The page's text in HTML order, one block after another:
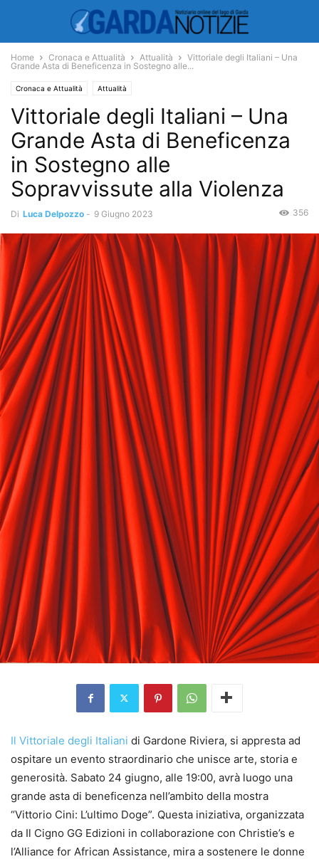
Home Cronaca e Attualità Attualità
Vittoriale degli Italiani – Una
Grande Asta di Beneficenza in Sostegno alle...
Cronaca e Attualità Attualità
Vittoriale degli Italiani – Una
Grande Asta di Beneficenza
in Sostegno alle
Sopravvissute alla Violenza
Di Luca Delpozzo - 9 Giugno 2023 356
Il Vittoriale degli Italiani di Gardone Riviera, si appresta ad
ospitare un evento straordinario che unisce arte, storia e
generosità. Sabato 24 giugno, alle 19:00, avrà luogo una
grande asta di beneficenza nell’ambito della mostra
“Vittorio Cini: L’ultimo Doge”. Questa iniziativa, organizzata
da Il Cigno GG Edizioni in collaborazione con Christie’s e
l’Alliance for African Assistance, mira a sostenere le donne